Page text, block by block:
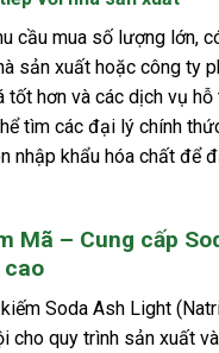
cầu mua số lượng lớn,
sản xuất hoặc công ty
tốt hơn và các dịch vụ hỗ
tìm các đại lý chính
nhập khẩu hóa chất để
Mã – Cung cấp
cao
Soda Ash Light
cho quy trình sản xuất